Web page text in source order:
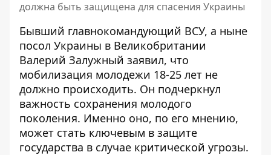
должна быть защищена для спасения Украины
Бывший главнокомандующий ВСУ, а ныне
посол Украины в Великобритании
Валерий Залужный заявил, что
мобилизация молодежи 18-25 лет не
должно происходить. Он подчеркнул
важность сохранения молодого
поколения. Именно оно, по его мнению,
может стать ключевым в защите
государства в случае критической угрозы.